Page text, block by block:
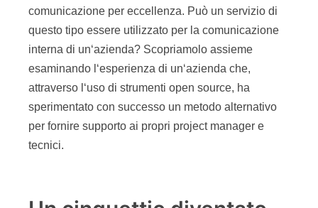
comunicazione per eccellenza. Può un servizio di
questo tipo essere utilizzato per la comunicazione
interna di un‘azienda? Scopriamolo assieme
esaminando l‘esperienza di un‘azienda che,
attraverso l‘uso di strumenti open source, ha
sperimentato con successo un metodo alternativo
per fornire supporto ai propri project manager e
tecnici.